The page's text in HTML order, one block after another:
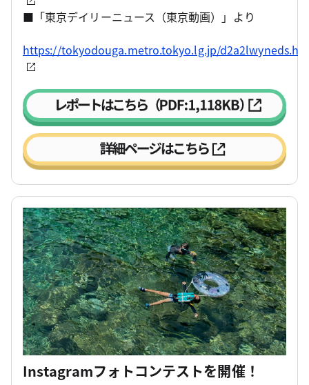
■「東京デイリーニュース（東京動画）」より
https://tokyodouga.metro.tokyo.lg.jp/
Instagramフォトコンテストを開催！